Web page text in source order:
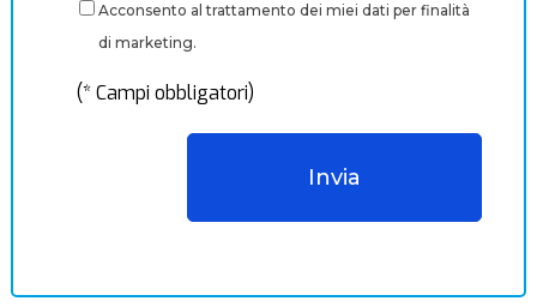
Acconsento al trattamento dei miei dati per finalità
di marketing.
(* Campi obbligatori)